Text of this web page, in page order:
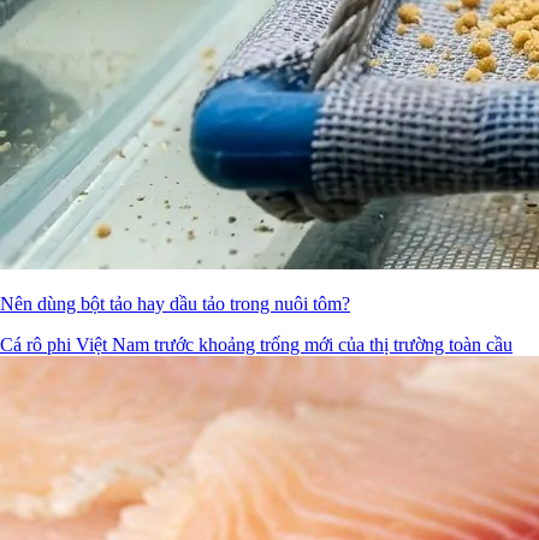
Nên dùng bột tảo hay dầu tảo trong nuôi tôm?
Cá rô phi Việt Nam trước khoảng trống mới của thị trường toàn cầu